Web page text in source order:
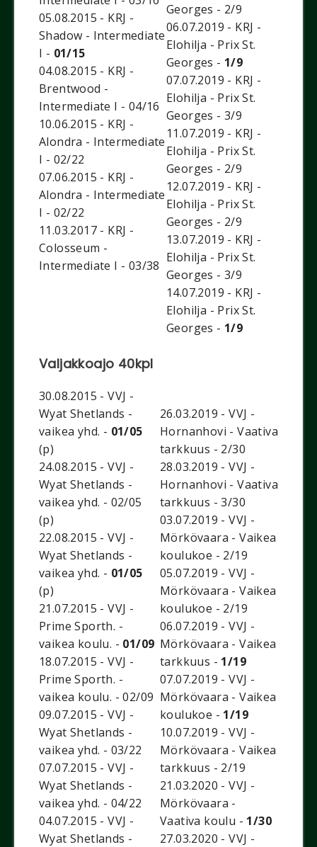
05.08.2015 - KRJ -
Shadow - Intermediate
I - 01/15
04.08.2015 - KRJ -
Brentwood -
Intermediate I - 04/16
10.06.2015 - KRJ -
Alondra - Intermediate
I - 02/22
07.06.2015 - KRJ -
Alondra - Intermediate
I - 02/22
11.03.2017 - KRJ -
Colosseum -
Intermediate I - 03/38
Georges - 2/9
06.07.2019 - KRJ -
Elohilja - Prix St.
Georges - 1/9
07.07.2019 - KRJ -
Elohilja - Prix St.
Georges - 3/9
11.07.2019 - KRJ -
Elohilja - Prix St.
Georges - 2/9
12.07.2019 - KRJ -
Elohilja - Prix St.
Georges - 2/9
13.07.2019 - KRJ -
Elohilja - Prix St.
Georges - 3/9
14.07.2019 - KRJ -
Elohilja - Prix St.
Georges - 1/9
Valjakkoajo 40kpl
30.08.2015 - VVJ -
Wyat Shetlands -
vaikea yhd. - 01/05
(p)
24.08.2015 - VVJ -
Wyat Shetlands -
vaikea yhd. - 02/05
(p)
22.08.2015 - VVJ -
Wyat Shetlands -
vaikea yhd. - 01/05
(p)
21.07.2015 - VVJ -
Prime Sporth. -
vaikea koulu. - 01/09
18.07.2015 - VVJ -
Prime Sporth. -
vaikea koulu. - 02/09
09.07.2015 - VVJ -
Wyat Shetlands -
vaikea yhd. - 03/22
07.07.2015 - VVJ -
Wyat Shetlands -
vaikea yhd. - 04/22
04.07.2015 - VVJ -
Wyat Shetlands -
26.03.2019 - VVJ -
Hornanhovi - Vaativa
tarkkuus - 2/30
28.03.2019 - VVJ -
Hornanhovi - Vaativa
tarkkuus - 3/30
03.07.2019 - VVJ -
Mörkövaara - Vaikea
koulukoe - 2/19
05.07.2019 - VVJ -
Mörkövaara - Vaikea
koulukoe - 2/19
06.07.2019 - VVJ -
Mörkövaara - Vaikea
tarkkuus - 1/19
07.07.2019 - VVJ -
Mörkövaara - Vaikea
koulukoe - 1/19
10.07.2019 - VVJ -
Mörkövaara - Vaikea
tarkkuus - 2/19
21.03.2020 - VVJ -
Mörkövaara -
Vaativa koulu - 1/30
27.03.2020 - VVJ -